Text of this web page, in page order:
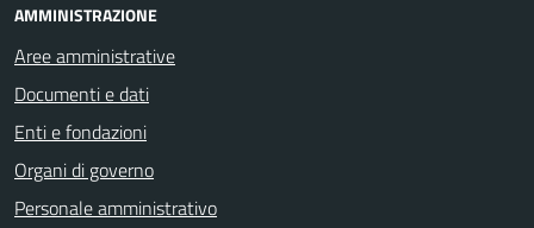
AMMINISTRAZIONE
Aree amministrative
Documenti e dati
Enti e fondazioni
Organi di governo
Personale amministrativo